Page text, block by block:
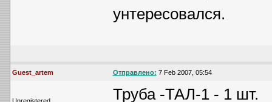
унтересовался.
Guest_artem Отправлено: 7 Feb 2007, 05:54
Труба -ТАЛ-1 - 1 шт.